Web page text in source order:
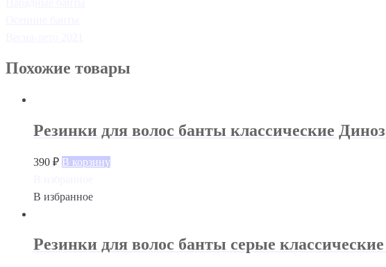
Похожие товары
Резинки для волос банты классические
390 ₽ В корзину
В избранное
Резинки для волос банты серые